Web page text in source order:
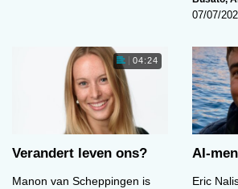
07/07/
04:24
Verandert leven ons?
Manon van Scheppingen is
AI-
Eric